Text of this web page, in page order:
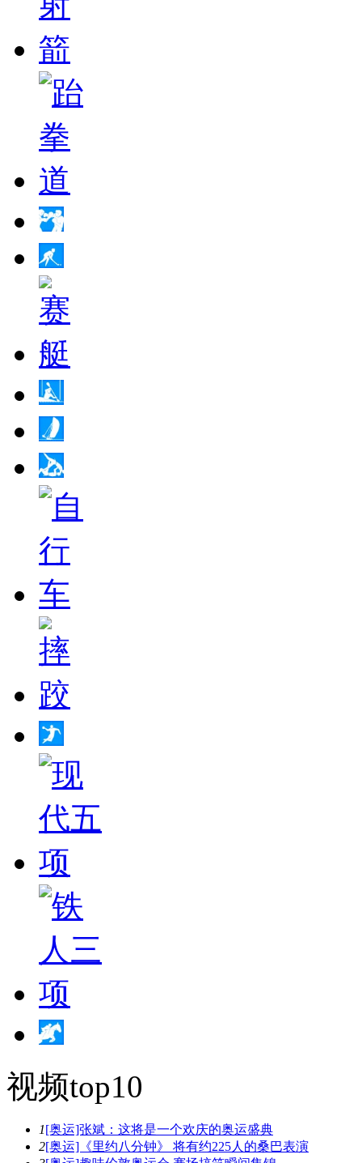
视频top10
1[奥运]张斌：这将是一个欢庆的奥运盛典
2[奥运]《里约八分钟》 将有约225人的桑巴表演